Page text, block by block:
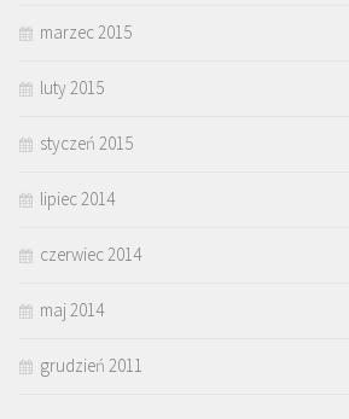
marzec 2015
luty 2015
styczeń 2015
lipiec 2014
czerwiec 2014
maj 2014
grudzień 2011